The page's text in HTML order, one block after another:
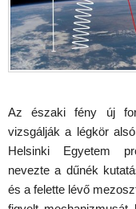
Az északi fény új
vizsgálják a légkör
Helsinki Egyetem
nevezte a dűnék
és a felette lévő